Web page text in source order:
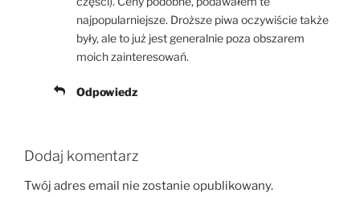
najpopularniejsze. Droższe piwa oczywiście także
były, ale to już jest generalnie poza obszarem
moich zainteresowań.
Odpowiedz
Dodaj komentarz
Twój adres email nie zostanie opublikowany.